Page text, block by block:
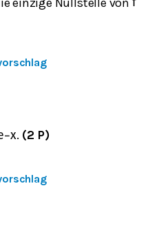
f
−x. (2 P)